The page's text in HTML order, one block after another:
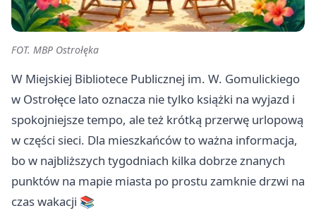
FOT. MBP Ostrołęka
W Miejskiej Bibliotece Publicznej im. W. Gomulickiego
w Ostrołęce lato oznacza nie tylko książki na wyjazd i
spokojniejsze tempo, ale też krótką przerwę urlopową
w części sieci. Dla mieszkańców to ważna informacja,
bo w najbliższych tygodniach kilka dobrze znanych
punktów na mapie miasta po prostu zamknie drzwi na
czas wakacji 📚